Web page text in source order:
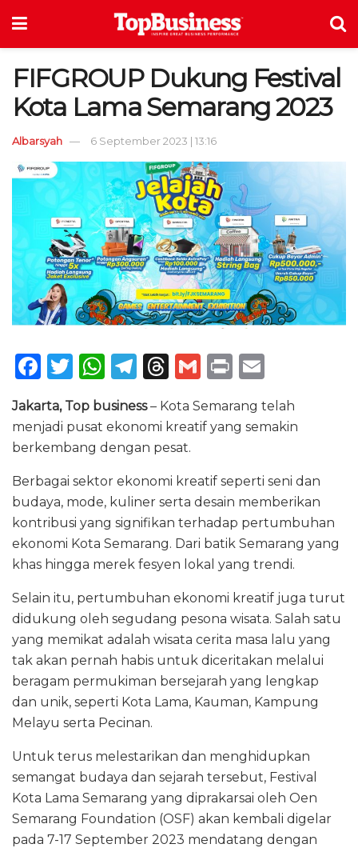
FIFGROUP Dukung Festival
Kota Lama Semarang 2023
Albarsyah 6 September 2023 | 13:16
F
c
e
o
o
k
T
w
it
te
W
h
a
ts
p
p
T
e
g
m
T
re
a
d
s
G
ai
P
n
t
ai
Jakarta, Top business– Kota Semarang telah
menjadi pusat ekonomi kreatif yang semakin
berkembang dengan pesat.
Berbagai sektor ekonomi kreatif seperti seni dan
budaya, mode, kuliner serta desain memberikan
kontribusi yang signifikan terhadap pertumbuhan
ekonomi Kota Semarang. Dari batik Semarang yang
khas hingga merek fesyen lokal yang trendi.
Selain itu, pertumbuhan ekonomi kreatif juga turut
didukung oleh segudang pesona wisata. Salah satu
yang memikat adalah wisata cerita masa lalu yang
tak akan pernah habis untuk diceritakan melalui
beragam permukiman bersejarah yang lengkap
dan unik, seperti Kota Lama, Kauman, Kampung
Melayu serta Pecinan.
Untuk terus melestarikan dan menghidupkan
semangat budaya dan sejarah tersebut, Festival
Kota Lama Semarang yang diprakarsai oleh Oen
Semarang Foundation (OSF) akan kembali digelar
pada 7-17 September 2023 mendatang dengan